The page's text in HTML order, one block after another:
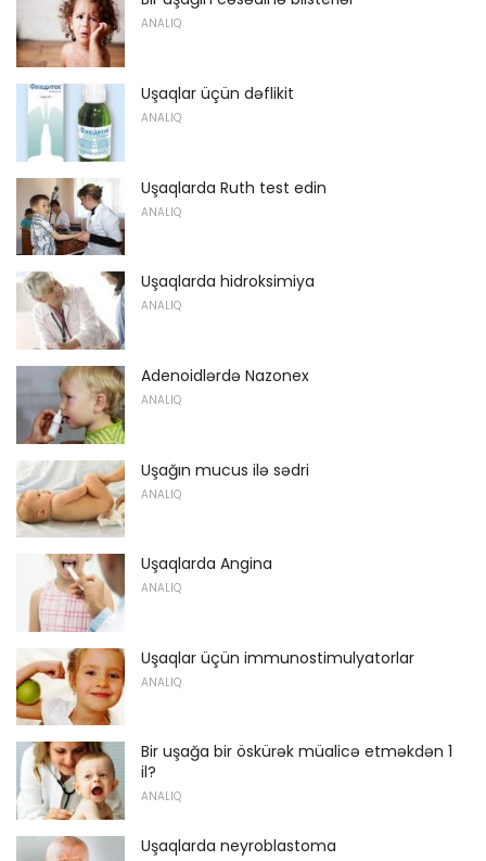
ANALIQ
Uşaqlar üçün dəflikit
ANALIQ
Uşaqlarda Ruth test edin
ANALIQ
Uşaqlarda hidroksimiya
ANALIQ
Adenoidlərdə Nazonex
ANALIQ
Uşağın mucus ilə sədri
ANALIQ
Uşaqlarda Angina
ANALIQ
Uşaqlar üçün immunostimulyatorlar
ANALIQ
Bir uşağa bir öskürək müalicə etməkdən 1
il?
ANALIQ
Uşaqlarda neyroblastoma